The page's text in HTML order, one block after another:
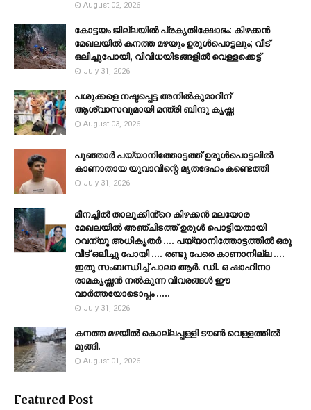
August 02, 2026
കോട്ടയം ജില്ലയില്‍ പ്രകൃതിക്ഷോഭം: കിഴക്കന്‍
മേഖലയില്‍ കനത്ത മഴയും ഉരുള്‍പൊട്ടലും; വീട്
ഒലിച്ചുപോയി, വിവിധയിടങ്ങളില്‍ വെള്ളക്കെട്ട്
July 31, 2026
പശുക്കളെ നഷ്ടപ്പെട്ട അനിൽകുമാറിന്
ആശ്വാസവുമായി മന്ത്രി ബിന്ദു കൃഷ്ണ
August 03, 2026
പൂഞ്ഞാര്‍ പയ്യാനിത്തോട്ടത്ത് ഉരുള്‍പൊട്ടലില്‍
കാണാതായ യുവാവിന്റെ മൃതദേഹം കണ്ടെത്തി
July 31, 2026
മീനച്ചിൽ താലൂക്കിൻ്റെ കിഴക്കൻ മലയോര
മേഖലയിൽ അഞ്ചിടത്ത് ഉരുൾ പൊട്ടിയതായി
റവന്യൂ അധികൃതർ .... പയ്യാനിത്തോട്ടത്തിൽ ഒരു
വീട് ഒലിച്ചു പോയി .... രണ്ടു പേരെ കാണാനില്ല ....
ഇതു സംബന്ധിച്ച് പാലാ ആർ. ഡി. ഒ ഷാഹിനാ
രാമകൃഷ്ണൻ നൽകുന്ന വിവരങ്ങൾ ഈ
വാർത്തയോടൊപ്പം .....
July 31, 2026
കനത്ത മഴയില്‍ കൊല്ലപ്പള്ളി ടൗണ്‍ വെള്ളത്തില്‍
മുങ്ങി.
August 01, 2026
Featured Post